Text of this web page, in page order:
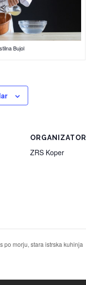
Bujol
ORGANIZATOR
ZRS Koper
po morju, stara istrska kuhinja